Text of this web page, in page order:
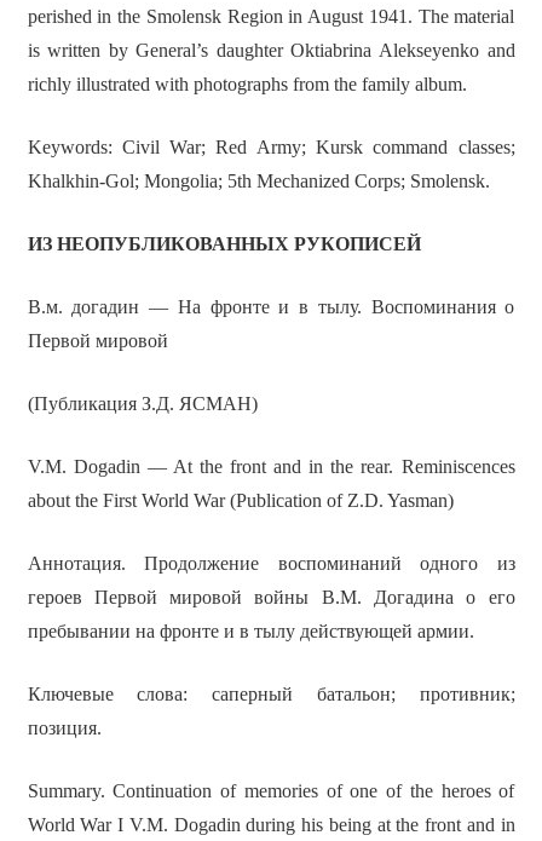
perished in the Smolensk Region in August 1941. The material
is written by General’s daughter Oktiabrina Alekseyenko and
richly illustrated with photographs from the family album.
Keywords: Civil War; Red Army; Kursk command classes;
Khalkhin-Gol; Mongolia; 5th Mechanized Corps; Smolensk.
ИЗ НЕОПУБЛИКОВАННЫХ РУКОПИСЕЙ
В.м. догадин — На фронте и в тылу. Воспоминания о
Первой мировой
(Публикация З.Д. ЯСМАН)
V.M. Dogadin — At the front and in the rear. Reminiscences
about the First World War (Publication of Z.D. Yasman)
Аннотация. Продолжение воспоминаний одного из
героев Первой мировой войны В.М. Догадина о его
пребывании на фронте и в тылу действующей армии.
Ключевые слова: саперный батальон; противник;
позиция.
Summary. Continuation of memories of one of the heroes of
World War I V.M. Dogadin during his being at the front and in